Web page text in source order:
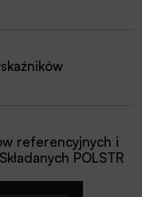
referencyjnych i
POLSTR